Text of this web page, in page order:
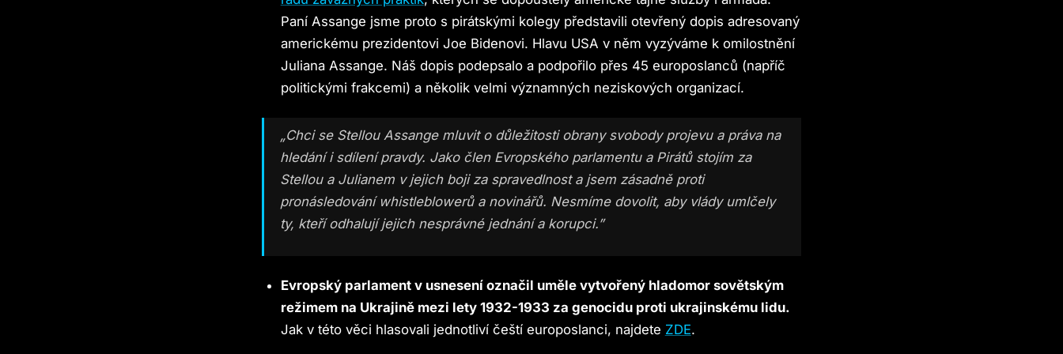
Paní Assange jsme proto s pirátskými kolegy představili otevřený dopis adresovaný
americkému prezidentovi Joe Bidenovi. Hlavu USA v něm vyzýváme k omilostnění
Juliana Assange. Náš dopis podepsalo a podpořilo přes 45 europoslanců (napříč
politickými frakcemi) a několik velmi významných neziskových organizací.
„Chci se Stellou Assange mluvit o důležitosti obrany svobody projevu a práva na
hledání i sdílení pravdy. Jako člen Evropského parlamentu a Pirátů stojím za
Stellou a Julianem v jejich boji za spravedlnost a jsem zásadně proti
pronásledování whistleblowerů a novinářů. Nesmíme dovolit, aby vlády umlčely
ty, kteří odhalují jejich nesprávné jednání a korupci.”
Evropský parlament v usnesení označil uměle vytvořený hladomor sovětským
režimem na Ukrajině mezi lety 1932-1933 za genocidu proti ukrajinskému lidu.
Jak v této věci hlasovali jednotliví čeští europoslanci, najdete ZDE.